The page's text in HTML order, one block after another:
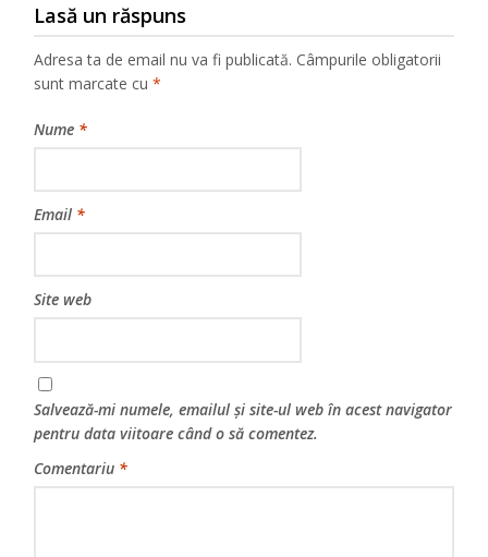
Lasă un răspuns
Adresa ta de email nu va fi publicată. Câmpurile obligatorii
sunt marcate cu*
Nume *
Email *
Site web
Salvează-mi numele, emailul și site-ul web în acest navigator
pentru data viitoare când o să comentez.
Comentariu *